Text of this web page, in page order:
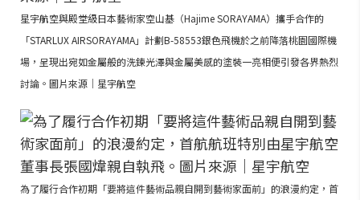
星宇航空與殿堂級日本藝術家空山基（Hajime SORAYAMA）攜手合作的
「STARLUX AIRSORAYAMA」計劃B-58553銀色飛機於之前降落桃園國際機
場，呈現出宛如金屬般的洗鍊光澤與金屬美感的塗裝一亮相便引發各界熱烈
討論。圖片來源｜星宇航空
為了履行合作初期「要將這件藝術品親自開到藝術家面前」的浪漫約定，首